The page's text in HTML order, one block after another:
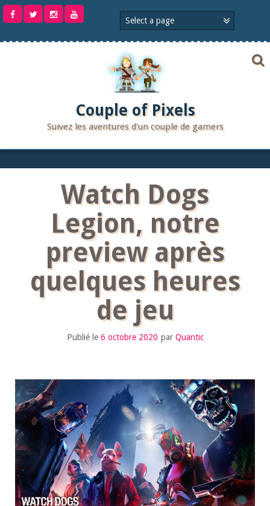
Aller
Couple of Pixels
Suivez les aventures d'un couple de gamers
Watch Dogs
Legion, notre
preview après
quelques heures
de jeu
Publié le 6 octobre 2020 par Quantic